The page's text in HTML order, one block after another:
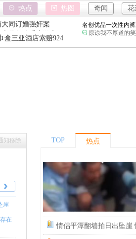
花
奇闻
热图
热点
小孩事件
大同订婚强奸案
爷救助重庆游客
小孩事件
大同订婚强奸案
盒三亚酒店索赔924
店索赔924
名创优品一次性内
原谅我不厚道的
河南三支一扶考试
富婆带资进组给自己
钱难赚屎难吃啊。
原谅我不厚道的
河南三支一扶考试
进入全球经济寒冬
体都拼命搞钱了。
1岁宝宝碰坏纸巾盒
还记得碰瓷这个词
知移除
崖
在
TOP 热点
情侣平潭翻墙拍日出坠崖